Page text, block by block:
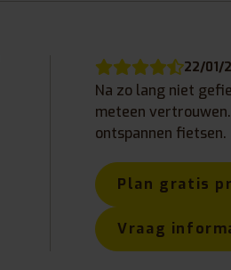
22/01/
Na zo lang niet
meteen
ontspannen fietsen.
Plan gratis
Vraag